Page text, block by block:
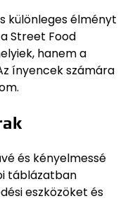
különleges élményt
Street Food
hanem a
ínyencek számára
és kényelmessé
táblázatban
eszközöket és